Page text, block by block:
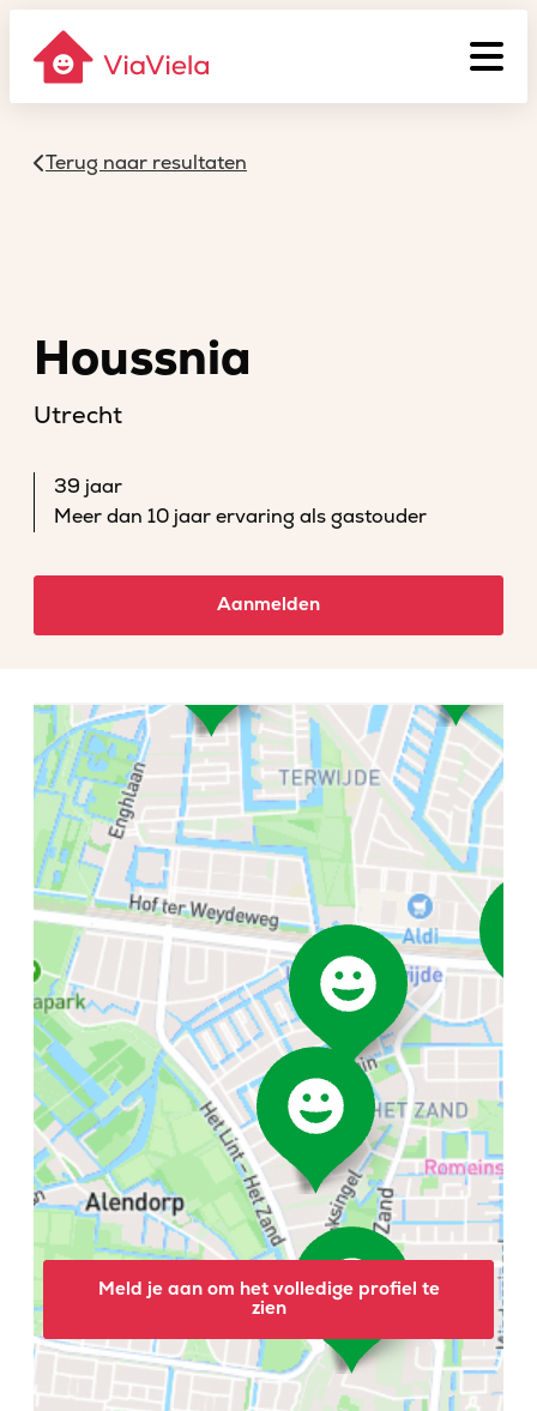
Terug naar resultaten
Houssnia
Utrecht
39 jaar
Meer dan 10 jaar ervaring als gastouder
Aanmelden
Meld je aan om het volledige profiel te
zien